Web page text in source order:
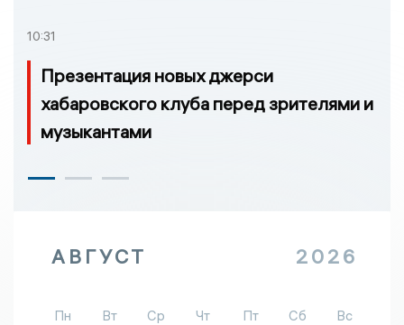
10:31
Презентация новых джерси
хабаровского клуба перед зрителями и
музыкантами
АВГУСТ 2026
Пн Вт Ср Чт Пт Сб Вс